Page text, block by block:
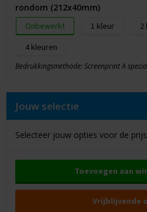
rondom (212x40mm)
Onbewerkt 1 2
4
Bedrukkingsmethode: Screenprint A
Jouw selectie
Selecteer jouw opties voor de
Toevoegen aan
Vrijblijvende